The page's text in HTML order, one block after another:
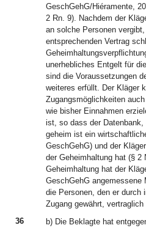
GeschGehG/Hiéramente,
2 Rn. 9). Nachdem der
an solche Personen
entsprechenden Vertrag
unerhebliches Entgelt für
sind die Voraussetzungen
weiteres erfüllt. Der Kläger
Zugangsmöglichkeiten
wie bisher Einnahmen
ist, so dass der
geheim ist ein
GeschGehG) und der
der Geheimhaltung hat (§ 2
Geheimhaltung hat der
GeschGehG angemessene
die Personen, den er durch
Zugang gewährt,
36
b) Die Beklagte hat